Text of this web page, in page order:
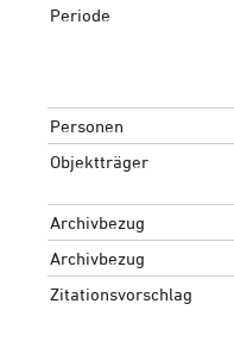
Periode
Personen
Objektträger
Archivbezug
Archivbezug
Zitationsvorschlag